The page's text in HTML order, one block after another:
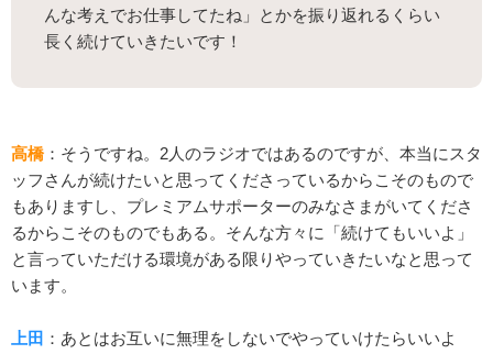
んな考えでお仕事してたね」とかを振り返れるくらい
長く続けていきたいです！
高橋 ：そうですね。2人のラジオではあるのですが、本当にスタ
ッフさんが続けたいと思ってくださっているからこそのもので
もありますし、プレミアムサポーターのみなさまがいてくださ
るからこそのものでもある。そんな方々に「続けてもいいよ」
と言っていただける環境がある限りやっていきたいなと思って
います。
上田 ：あとはお互いに無理をしないでやっていけたらいいよ